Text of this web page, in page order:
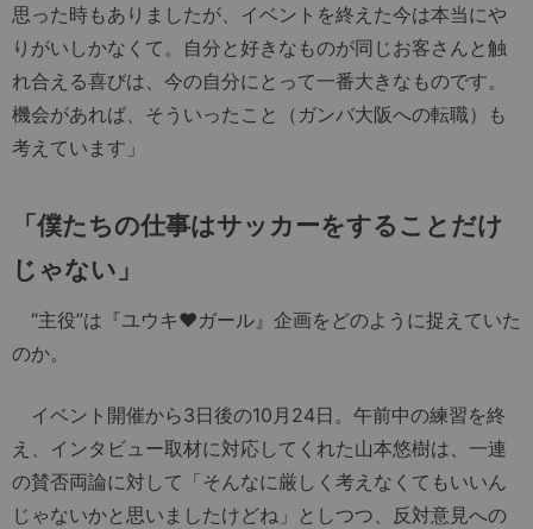
思った時もありましたが、イベントを終えた今は本当にや
りがいしかなくて。自分と好きなものが同じお客さんと触
れ合える喜びは、今の自分にとって一番大きなものです。
機会があれば、そういったこと（ガンバ大阪への転職）も
考えています」
「僕たちの仕事はサッカーをすることだけ
じゃない」
“主役”は『ユウキ♥ガール』企画をどのように捉えていた
のか。
イベント開催から3日後の10月24日。午前中の練習を終
え、インタビュー取材に対応してくれた山本悠樹は、一連
の賛否両論に対して「そんなに厳しく考えなくてもいいん
じゃないかと思いましたけどね」としつつ、反対意見への